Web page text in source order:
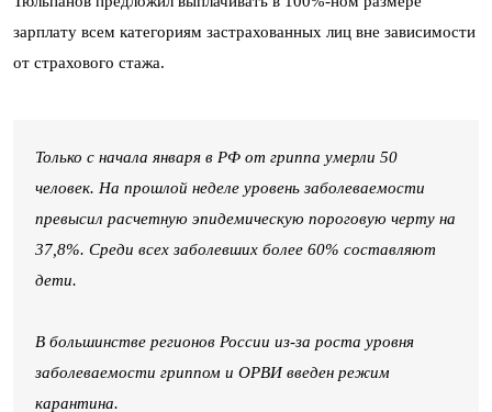
зарплату всем категориям застрахованных лиц вне зависимости
от страхового стажа.
Только с начала января в РФ от гриппа умерли 50
человек. На прошлой неделе уровень заболеваемости
превысил расчетную эпидемическую пороговую черту на
37,8%. Среди всех заболевших более 60% составляют
дети.
В большинстве регионов России из-за роста уровня
заболеваемости гриппом и ОРВИ введен режим
карантина.